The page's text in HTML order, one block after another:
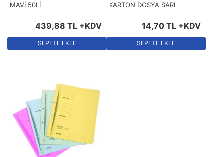
MAVİ 50Lİ
439,88 TL +KDV
SEPETE EKLE
KARTON DOSYA SARI
14,70 TL +KDV
SEPETE EKLE